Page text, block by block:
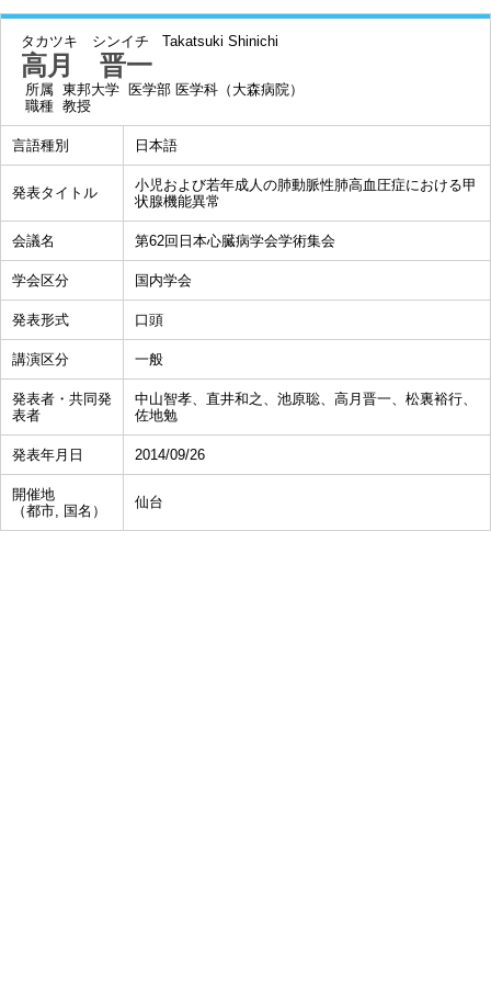
タカツキ シンイチ Takatsuki Shinichi
高月 晋一
所属 東邦大学 医学部 医学科（大森病院）
職種 教授
言語種別 日本語
発表タイトル
小児および若年成人の肺動脈性肺高血圧症における甲
状腺機能異常
会議名 第62回日本心臓病学会学術集会
学会区分 国内学会
発表形式 口頭
講演区分 一般
発表者・共同発
表者
中山智孝、直井和之、池原聡、高月晋一、松裏裕行、
佐地勉
発表年月日 2014/09/26
開催地
（都市, 国名）
仙台